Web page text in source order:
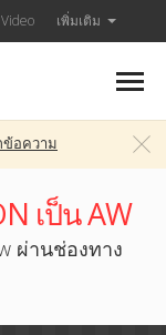
เพิ่มเติม
ข้อความ
เป็น AW
ผ่านช่องทาง